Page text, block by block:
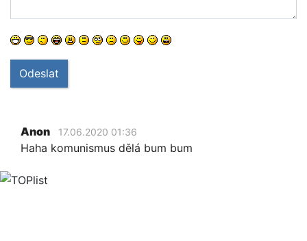
Odeslat
Anon 17.06.2020 01:36
Haha komunismus dělá bum bum